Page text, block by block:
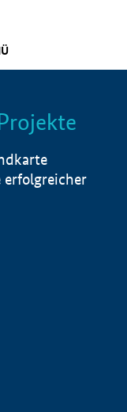
Info
erfolgreicher